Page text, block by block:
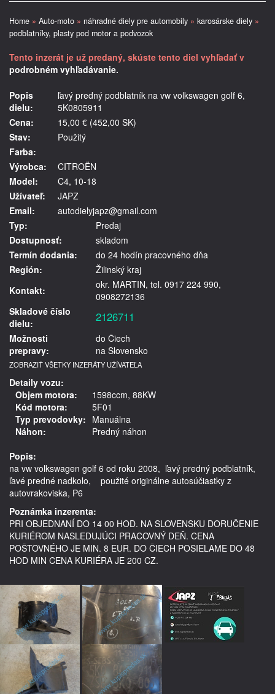
Home » Auto-moto » náhradné diely pre automobily » karosárske diely »
podblatníky, plasty pod motor a podvozok
Tento inzerát je už predaný, skúste tento diel vyhľadať v
podrobném vyhľadávanie.
Popis
dielu:
ľavý predný podblatník na vw volkswagen golf 6,
5K0805911
Cena:
15,00 € (452,00 SK)
Stav:
Použitý
Farba:
Výrobca:
CITROËN
Model:
C4, 10-18
Užívateľ:
JAPZ
Email:
autodielyjapz@gmail.com
Typ:
Predaj
Dostupnosť:
skladom
Termín dodania:
do 24 hodín pracovného dňa
Región:
Žilinský kraj
Kontakt:
okr. MARTIN, tel. 0917 224 990,
0908272136
Skladové číslo
dielu:
2126711
Možnosti
prepravy:
do Čiech
na Slovensko
ZOBRAZIŤ VŠETKY INZERÁTY UŽÍVATEĽA
Detaily vozu:
Objem motora:
1598ccm, 88KW
Kód motora:
5F01
Typ prevodovky: Manuálna
Náhon:
Predný náhon
Popis:
na vw volkswagen golf 6 od roku 2008,  ľavý predný podblatník,
ľavé predné nadkolo,    použité originálne autosúčiastky z
autovrakoviska, P6
Poznámka inzerenta:
PRI OBJEDNANÍ DO 14 00 HOD. NA SLOVENSKU DORUČENIE
KURIÉROM NASLEDUJÚCI PRACOVNÝ DEŇ. CENA
POŠTOVNÉHO JE MIN. 8 EUR. DO ČIECH POSIELAME DO 48
HOD MIN CENA KURIÉRA JE 200 CZ.